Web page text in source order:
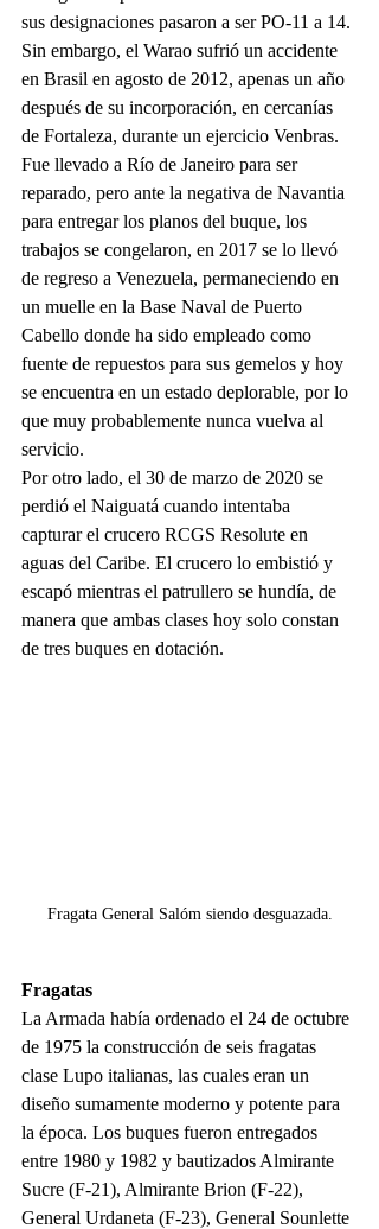
sus designaciones pasaron a ser PO-11 a 14.
Sin embargo, el Warao sufrió un accidente
en Brasil en agosto de 2012, apenas un año
después de su incorporación, en cercanías
de Fortaleza, durante un ejercicio Venbras.
Fue llevado a Río de Janeiro para ser
reparado, pero ante la negativa de Navantia
para entregar los planos del buque, los
trabajos se congelaron, en 2017 se lo llevó
de regreso a Venezuela, permaneciendo en
un muelle en la Base Naval de Puerto
Cabello donde ha sido empleado como
fuente de repuestos para sus gemelos y hoy
se encuentra en un estado deplorable, por lo
que muy probablemente nunca vuelva al
servicio.
Por otro lado, el 30 de marzo de 2020 se
perdió el Naiguatá cuando intentaba
capturar el crucero RCGS Resolute en
aguas del Caribe. El crucero lo embistió y
escapó mientras el patrullero se hundía, de
manera que ambas clases hoy solo constan
de tres buques en dotación.
Fragata General Salóm siendo desguazada.
Fragatas
La Armada había ordenado el 24 de octubre
de 1975 la construcción de seis fragatas
clase Lupo italianas, las cuales eran un
diseño sumamente moderno y potente para
la época. Los buques fueron entregados
entre 1980 y 1982 y bautizados Almirante
Sucre (F-21), Almirante Brion (F-22),
General Urdaneta (F-23), General Sounlette